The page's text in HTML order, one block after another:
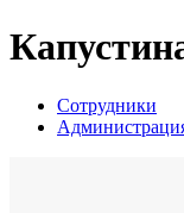
Сотрудники